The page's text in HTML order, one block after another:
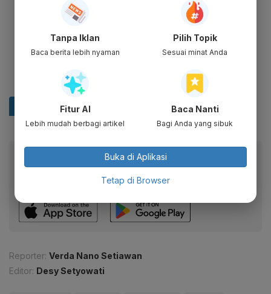
Baca artikel ini lewat aplikasi mobile.
Dapatkan pengalaman membaca lebih nyaman dan nikmati
fitur menarik lainnya lewat aplikasi mobile Katadata.
Reporter: Verda Nano Setiawan
Editor: Desy Setyowati
Tanpa Iklan
Baca berita lebih nyaman
Pilih Topik
Sesuai minat Anda
Fitur AI
Lebih mudah berbagi artikel
Baca Nanti
Bagi Anda yang sibuk
Buka di Aplikasi
Tetap di Browser